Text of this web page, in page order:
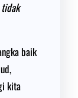
baik
kita